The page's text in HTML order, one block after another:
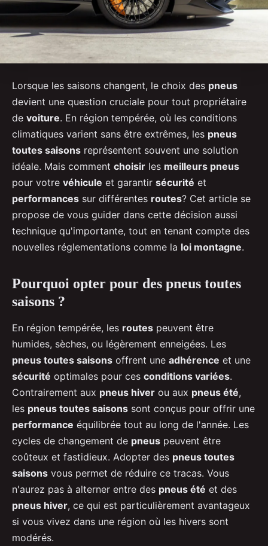
Lorsque les saisons changent, le choix des pneus
devient une question cruciale pour tout propriétaire
de voiture. En région tempérée, où les conditions
climatiques varient sans être extrêmes, les pneus
toutes saisons représentent souvent une solution
idéale. Mais comment choisir les meilleurs pneus
pour votre véhicule et garantir sécurité et
performances sur différentes routes? Cet article se
propose de vous guider dans cette décision aussi
technique qu'importante, tout en tenant compte des
nouvelles réglementations comme la loi montagne.
Pourquoi opter pour des pneus toutes
saisons ?
En région tempérée, les routes peuvent être
humides, sèches, ou légèrement enneigées. Les
pneus toutes saisons offrent une adhérence et une
sécurité optimales pour ces conditions variées.
Contrairement aux pneus hiver ou aux pneus été,
les pneus toutes saisons sont conçus pour offrir une
performance équilibrée tout au long de l'année. Les
cycles de changement de pneus peuvent être
coûteux et fastidieux. Adopter des pneus toutes
saisons vous permet de réduire ce tracas. Vous
n'aurez pas à alterner entre des pneus été et des
pneus hiver, ce qui est particulièrement avantageux
si vous vivez dans une région où les hivers sont
modérés.